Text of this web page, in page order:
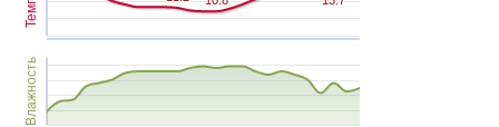
Влажность